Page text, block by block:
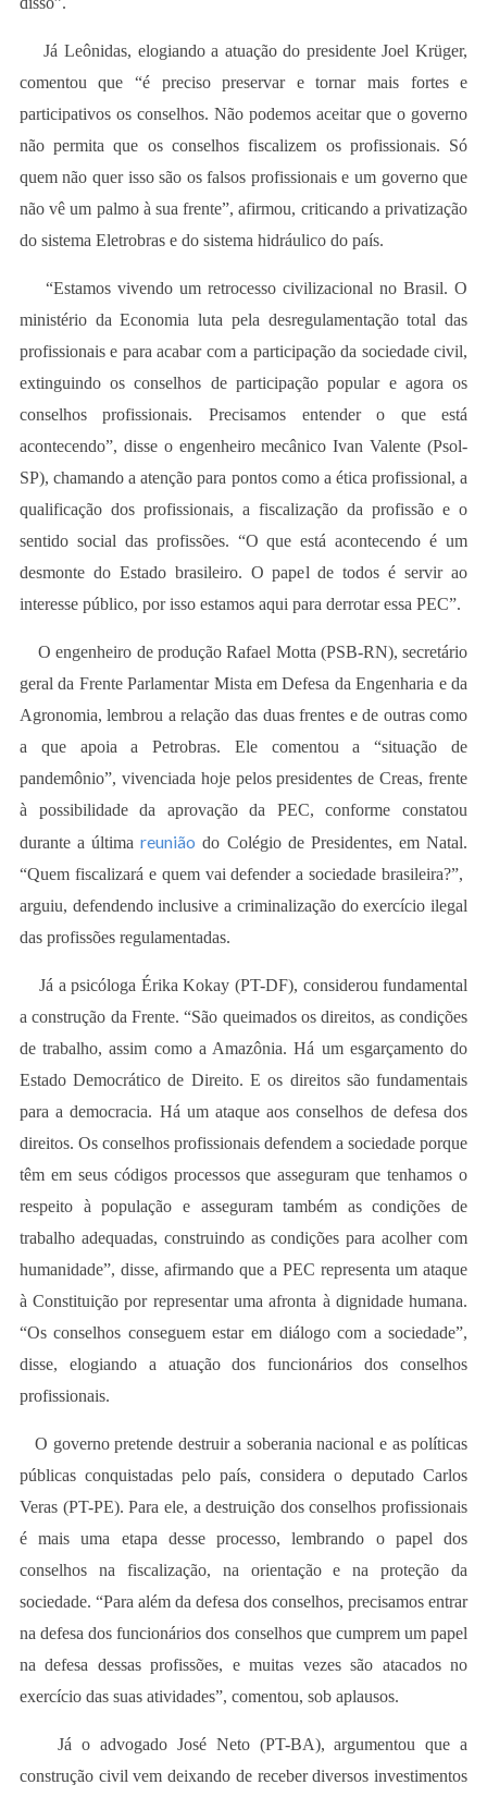
Já Leônidas, elogiando a atuação do presidente Joel Krüger,
comentou que “é preciso preservar e tornar mais fortes e
participativos os conselhos. Não podemos aceitar que o governo
não permita que os conselhos fiscalizem os profissionais. Só
quem não quer isso são os falsos profissionais e um governo que
não vê um palmo à sua frente”, afirmou, criticando a privatização
do sistema Eletrobras e do sistema hidráulico do país.
“Estamos vivendo um retrocesso civilizacional no Brasil. O
ministério da Economia luta pela desregulamentação total das
profissionais e para acabar com a participação da sociedade civil,
extinguindo os conselhos de participação popular e agora os
conselhos profissionais. Precisamos entender o que está
acontecendo”, disse o engenheiro mecânico Ivan Valente (Psol-
SP), chamando a atenção para pontos como a ética profissional, a
qualificação dos profissionais, a fiscalização da profissão e o
sentido social das profissões. “O que está acontecendo é um
desmonte do Estado brasileiro. O papel de todos é servir ao
interesse público, por isso estamos aqui para derrotar essa PEC”.
O engenheiro de produção Rafael Motta (PSB-RN), secretário
geral da Frente Parlamentar Mista em Defesa da Engenharia e da
Agronomia, lembrou a relação das duas frentes e de outras como
a que apoia a Petrobras. Ele comentou a “situação de
pandemônio”, vivenciada hoje pelos presidentes de Creas, frente
à possibilidade da aprovação da PEC, conforme constatou
durante a últimareunião do Colégio de Presidentes, em Natal.
“Quem fiscalizará e quem vai defender a sociedade brasileira?”,
arguiu, defendendo inclusive a criminalização do exercício ilegal
das profissões regulamentadas.
Já a psicóloga Érika Kokay (PT-DF), considerou fundamental
a construção da Frente. “São queimados os direitos, as condições
de trabalho, assim como a Amazônia. Há um esgarçamento do
Estado Democrático de Direito. E os direitos são fundamentais
para a democracia. Há um ataque aos conselhos de defesa dos
direitos. Os conselhos profissionais defendem a sociedade porque
têm em seus códigos processos que asseguram que tenhamos o
respeito à população e asseguram também as condições de
trabalho adequadas, construindo as condições para acolher com
humanidade”, disse, afirmando que a PEC representa um ataque
à Constituição por representar uma afronta à dignidade humana.
“Os conselhos conseguem estar em diálogo com a sociedade”,
disse, elogiando a atuação dos funcionários dos conselhos
profissionais.
O governo pretende destruir a soberania nacional e as políticas
públicas conquistadas pelo país, considera o deputado Carlos
Veras (PT-PE). Para ele, a destruição dos conselhos profissionais
é mais uma etapa desse processo, lembrando o papel dos
conselhos na fiscalização, na orientação e na proteção da
sociedade. “Para além da defesa dos conselhos, precisamos entrar
na defesa dos funcionários dos conselhos que cumprem um papel
na defesa dessas profissões, e muitas vezes são atacados no
exercício das suas atividades”, comentou, sob aplausos.
Já o advogado José Neto (PT-BA), argumentou que a
construção civil vem deixando de receber diversos investimentos